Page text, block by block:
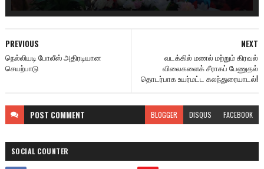
NEXT
வடக்கில் மணல் மற்றும் கிரவல்
விலைகளைக் சீராகப் பேணுதல்
தொடர்பாக உயர்மட்ட கலந்துரையாடல்!
PREVIOUS
நெல்லியடி போலீஸ் அதிரடியான
செயற்பாடு
POST COMMENT BLOGGER DISQUS FACEBOOK
SOCIAL COUNTER